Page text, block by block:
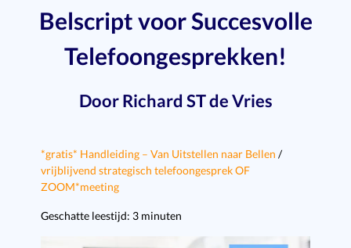
Belscript voor Succesvolle
Telefoongesprekken!
Door Richard ST de Vries
*gratis* Handleiding – Van Uitstellen naar Bellen /
vrijblijvend strategisch telefoongesprek OF
ZOOM*meeting
Geschatte leestijd: 3 minuten